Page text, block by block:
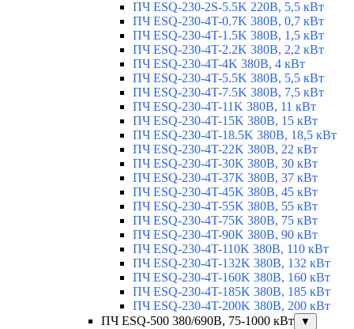
ПЧ ESQ-230-2S-5.5K 220В, 5,5 кВт
ПЧ ESQ-230-4T-0.7K 380В, 0,7 кВт
ПЧ ESQ-230-4T-1.5K 380В, 1,5 кВт
ПЧ ESQ-230-4T-2.2K 380В, 2,2 кВт
ПЧ ESQ-230-4T-4K 380В, 4 кВт
ПЧ ESQ-230-4T-5.5K 380В, 5,5 кВт
ПЧ ESQ-230-4T-7.5K 380В, 7,5 кВт
ПЧ ESQ-230-4T-11K 380В, 11 кВт
ПЧ ESQ-230-4T-15K 380В, 15 кВт
ПЧ ESQ-230-4T-18.5K 380В, 18,5 кВт
ПЧ ESQ-230-4T-22K 380В, 22 кВт
ПЧ ESQ-230-4T-30K 380В, 30 кВт
ПЧ ESQ-230-4T-37K 380В, 37 кВт
ПЧ ESQ-230-4T-45K 380В, 45 кВт
ПЧ ESQ-230-4T-55K 380В, 55 кВт
ПЧ ESQ-230-4T-75K 380В, 75 кВт
ПЧ ESQ-230-4T-90K 380В, 90 кВт
ПЧ ESQ-230-4T-110K 380В, 110 кВт
ПЧ ESQ-230-4T-132K 380В, 132 кВт
ПЧ ESQ-230-4T-160K 380В, 160 кВт
ПЧ ESQ-230-4T-185K 380В, 185 кВт
ПЧ ESQ-230-4T-200K 380В, 200 кВт
ПЧ ESQ-500 380/690В, 75-1000 кВт
▼